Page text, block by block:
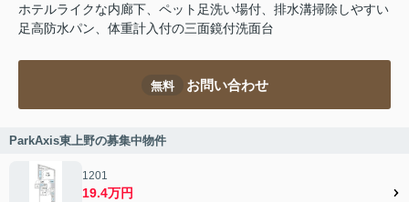
ホテルライクな内廊下、ペット足洗い場付、排水溝掃除しやすい
足高防水パン、体重計入付の三面鏡付洗面台
無料 お問い合わせ
ParkAxis東上野の募集中物件
1201
19.4万円